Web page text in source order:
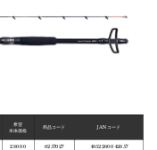
希望
本体価格
商品コード JANコード
28000 6257027 4952260042657